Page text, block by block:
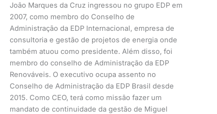
João Marques da Cruz ingressou no grupo EDP em
2007, como membro do Conselho de
Administração da EDP Internacional, empresa de
consultoria e gestão de projetos de energia onde
também atuou como presidente. Além disso, foi
membro do conselho de Administração da EDP
Renováveis. O executivo ocupa assento no
Conselho de Administração da EDP Brasil desde
2015. Como CEO, terá como missão fazer um
mandato de continuidade da gestão de Miguel